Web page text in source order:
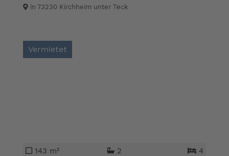
in 73230 Kirchheim unter Teck
Vermietet
143 m² 2 4